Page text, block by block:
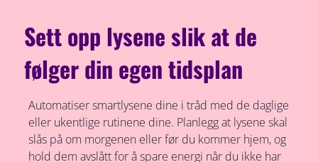
Sett opp lysene slik at de
følger din egen tidsplan
Automatiser smartlysene dine i tråd med de daglige
eller ukentlige rutinene dine. Planlegg at lysene skal
slås på om morgenen eller før du kommer hjem, og
hold dem avslått for å spare energi når du ikke har